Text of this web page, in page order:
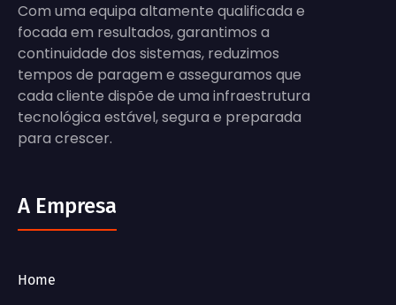
Com uma equipa altamente qualificada e
focada em resultados, garantimos a
continuidade dos sistemas, reduzimos
tempos de paragem e asseguramos que
cada cliente dispõe de uma infraestrutura
tecnológica estável, segura e preparada
para crescer.
A Empresa
Home